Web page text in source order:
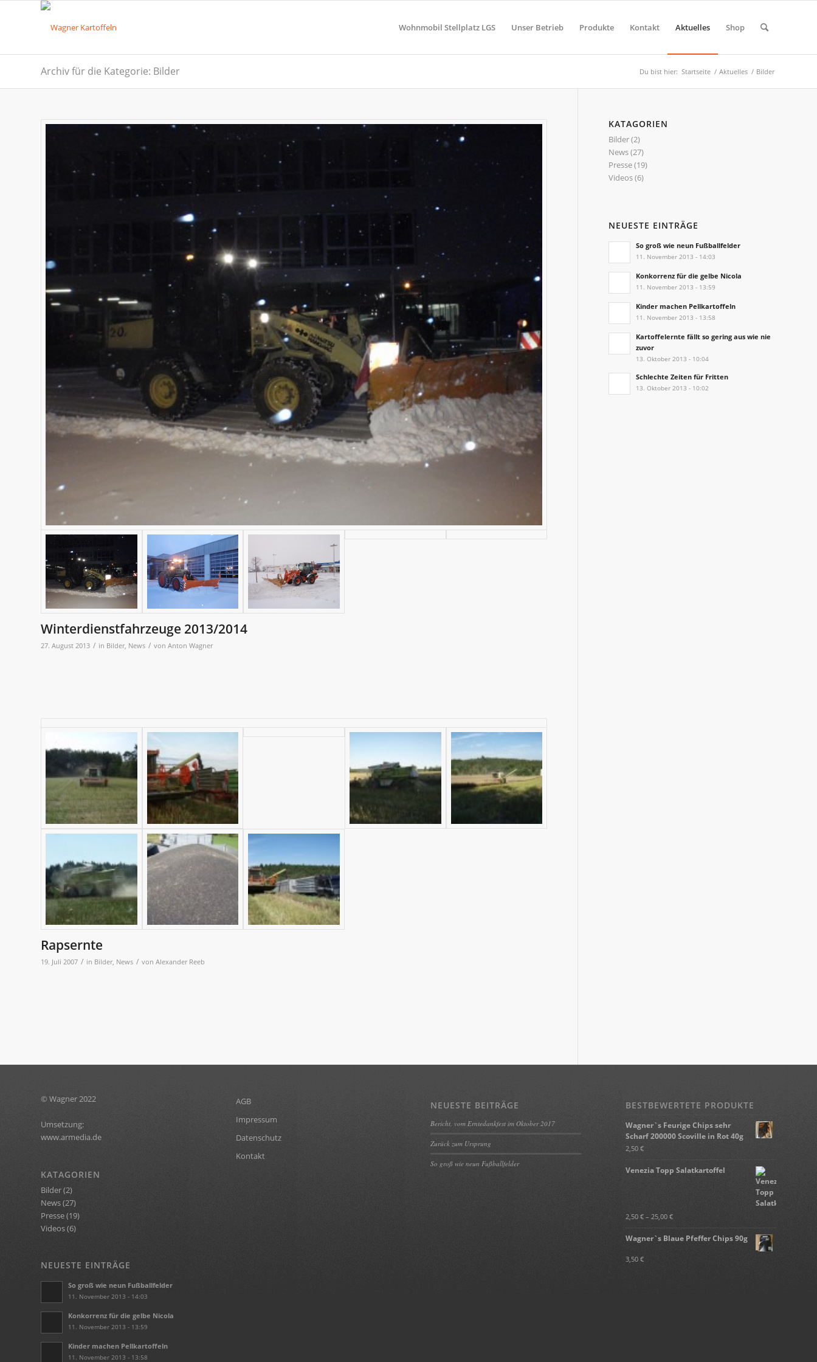
Wohnmobil Stellplatz LGS Unser Betrieb Produkte Kontakt Aktuelles Shop
Archiv für die Kategorie: Bilder Du bist hier: Startseite / Aktuelles / Bilder
Winterdienstfahrzeuge 2013/2014
27. August 2013 / in Bilder, News / von Anton Wagner
Rapsernte
19. Juli 2007 / in Bilder, News / von Alexander Reeb
KATAGORIEN
Bilder(2)
News(27)
Presse(19)
Videos(6)
NEUESTE EINTRÄGE
So groß wie neun Fußballfelder
11. November 2013 - 14:03
Konkorrenz für die gelbe Nicola
11. November 2013 - 13:59
Kinder machen Pellkartoffeln
11. November 2013 - 13:58
Kartoffelernte fällt so gering aus wie nie
zuvor
13. Oktober 2013 - 10:04
Schlechte Zeiten für Fritten
13. Oktober 2013 - 10:02
© Wagner 2022
Umsetzung:
www.armedia.de
KATAGORIEN
Bilder(2)
News(27)
Presse(19)
Videos(6)
NEUESTE EINTRÄGE
So groß wie neun Fußballfelder
11. November 2013 - 14:03
Konkorrenz für die gelbe Nicola
11. November 2013 - 13:59
Kinder machen Pellkartoffeln
11. November 2013 - 13:58
AGB
Impressum
Datenschutz
Kontakt
NEUESTE BEITRÄGE
Bericht, vom Erntedankfest im Oktober 2017
Zurück zum Ursprung
So groß wie neun Fußballfelder
BESTBEWERTETE PRODUKTE
Wagner`s Feurige Chips sehr
Scharf 200000 Scoville in Rot 40g
2,50 €
Venezia Topp Salatkartoffel
2,50 € – 25,00 €
Wagner`s Blaue Pfeffer Chips 90g
3,50 €